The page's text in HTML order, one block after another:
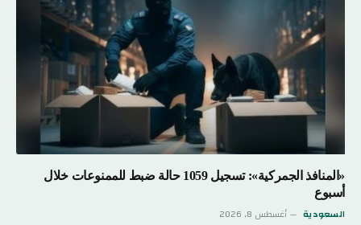
«المنافذ الجمركية»: تسجيل 1059 حالة ضبط للممنوعات خلال
أسبوع
السعودية أغسطس 8, 2026